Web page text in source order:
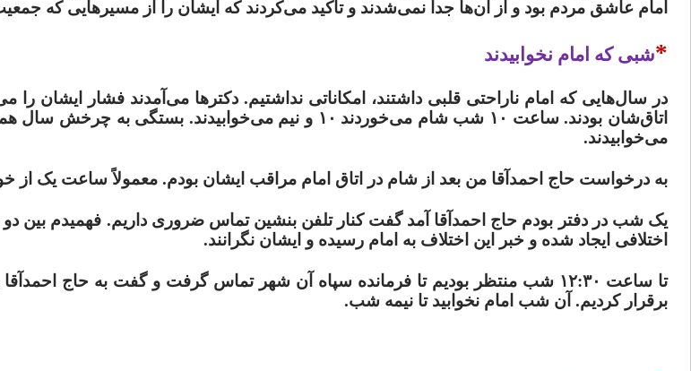
امام عاشق مردم بود و از آن‌ها جدا نمی‌شدند و تأکید می‌کردند که ایشان را از مسیرهایی که
*شبی که امام نخوابیدند
در سال‌هایی که امام ناراحتی قلبی داشتند، امکاناتی نداشتیم. دکترها می‌آمدند فشار ایشان را
اتاق‌شان بودند. ساعت ۱۰ شب شام می‌خوردند ۱۰ و نیم می‌خوابیدند.
می‌خوابیدند.
به درخواست حاج احمدآقا من بعد از شام در اتاق امام مراقب ایشان بودم. معمولاً ساعت یک از
یک شب در دفتر بودم حاج احمدآقا آمد گفت کنار تلفن بنشین تماس ضروری داریم. فهمیدم بین دو
اختلافی ایجاد شده و خبر این اختلاف به امام رسیده و ایشان نگرانند.
تا ساعت ۱۲:۳۰ شب منتظر بودیم تا فرمانده سپاه آن شهر تماس گرفت و گفت به حاج
برقرار کردیم. آن شب امام نخوابید تا نیمه شب.